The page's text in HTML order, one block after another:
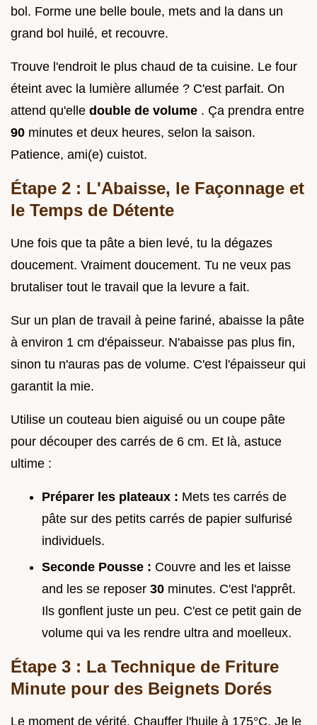
bol. Forme une belle boule, mets and la dans un
grand bol huilé, et recouvre.
Trouve l'endroit le plus chaud de ta cuisine. Le four
éteint avec la lumière allumée ? C'est parfait. On
attend qu'elle double de volume . Ça prendra entre
90 minutes et deux heures, selon la saison.
Patience, ami(e) cuistot.
Étape 2 : L'Abaisse, le Façonnage et
le Temps de Détente
Une fois que ta pâte a bien levé, tu la dégazes
doucement. Vraiment doucement. Tu ne veux pas
brutaliser tout le travail que la levure a fait.
Sur un plan de travail à peine fariné, abaisse la pâte
à environ 1 cm d'épaisseur. N'abaisse pas plus fin,
sinon tu n'auras pas de volume. C'est l'épaisseur qui
garantit la mie.
Utilise un couteau bien aiguisé ou un coupe pâte
pour découper des carrés de 6 cm. Et là, astuce
ultime :
Préparer les plateaux : Mets tes carrés de
pâte sur des petits carrés de papier sulfurisé
individuels.
Seconde Pousse : Couvre and les et laisse
and les se reposer 30 minutes. C'est l'apprêt.
Ils gonflent juste un peu. C'est ce petit gain de
volume qui va les rendre ultra and moelleux.
Étape 3 : La Technique de Friture
Minute pour des Beignets Dorés
Le moment de vérité. Chauffer l'huile à 175°C. Je le